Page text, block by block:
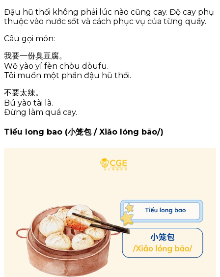
Đậu hũ thối không phải lúc nào cũng cay. Độ cay phụ
thuộc vào nước sốt và cách phục vụ của từng quầy.
Câu gọi món:
我要一份臭豆腐。
Wǒ yào yí fèn chòu dòufu.
Tôi muốn một phần đậu hũ thối.
不要太辣。
Bú yào tài là.
Đừng làm quá cay.
Tiểu long bao (小笼包 / Xiǎo lóng bāo/)